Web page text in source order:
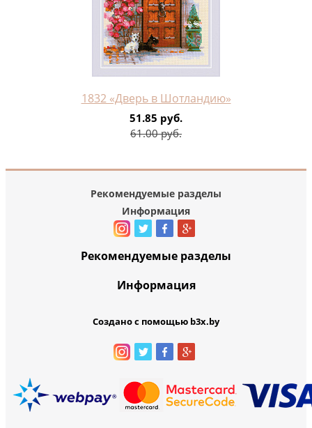
1832 «Дверь в Шотландию»
51.85 руб.
61.00 руб.
Рекомендуемые разделы
Информация
Рекомендуемые разделы
Информация
Создано с помощью b3x.by